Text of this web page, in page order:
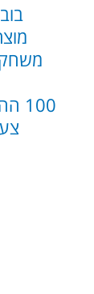
100 ההצעות הנבחרות